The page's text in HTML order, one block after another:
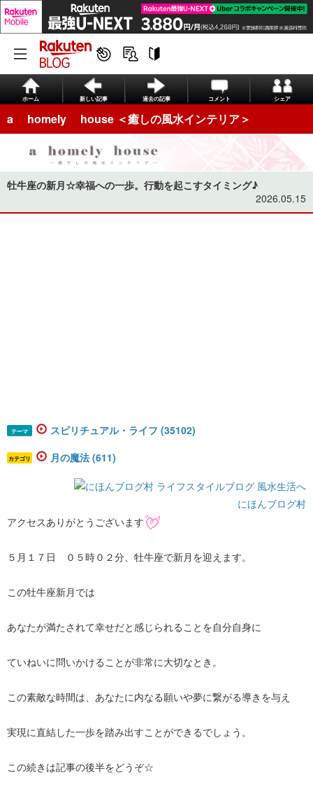
ホーム 新しい記事 過去の記事 コメント シェア
a homely house ＜癒しの風水インテリア＞
牡牛座の新月☆幸福への一歩。行動を起こすタイミング♪
2026.05.15
テーマ スピリチュアル・ライフ (35102)
カテゴリ 月の魔法 (611)
にほんブログ村
アクセスありがとうございます
５月１７日 ０５時０２分、牡牛座で新月を迎えます。
この牡牛座新月では
あなたが満たされて幸せだと感じられることを自分自身に
ていねいに問いかけることが非常に大切なとき。
この素敵な時間は、あなたに内なる願いや夢に繋がる導きを与え
実現に直結した一歩を踏み出すことができるでしょう。
この続きは記事の後半をどうぞ☆